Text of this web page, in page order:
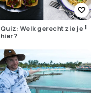
Quiz: Welk gerecht zie je
hier?